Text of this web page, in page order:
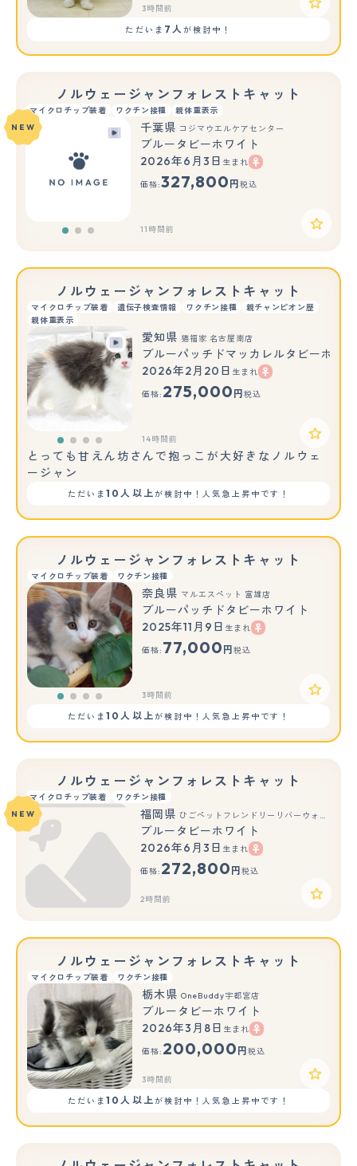
3時間前
ただいま 7人が検討中！
ノルウェージャンフォレストキャット
マイクロチップ装着 ワクチン接種 親体重表示
もっと見る
NEW 千葉県 コジマウエルケアセンター
ブルータビーホワイト
2026年6月3日 生まれ
価格:327,800 円 税込
11時間前
ノルウェージャンフォレストキャット
マイクロチップ装着 遺伝子検査情報 ワクチン接種
親チャンピオン歴
親体重表示
愛知県 猫福家 名古屋南店
ブルーパッチドマッカレルタビーホワ
2026年2月20日 生まれ
価格: 275,000 円 税込
14時間前
とっても甘えん坊さんで抱っこが大好きなノルウェ
ージャン
ただいま10人以上が検討中！人気急上昇中です！
ノルウェージャンフォレストキャット
マイクロチップ装着 ワクチン接種
奈良県 マルエスペット 富雄店
ブルーパッチドタビーホワイト
2025年11月9日 生まれ
価格: 77,000 円 税込
3時間前
ただいま10人以上が検討中！人気急上昇中です！
ノルウェージャンフォレストキャット
マイクロチップ装着
ワクチン接種
NEW
福岡県 ひごペットフレンドリーリバーウォーク北九州店
ブルータビーホワイト
2026年6月3日 生まれ
価格: 272,800 円 税込
2時間前
ノルウェージャンフォレストキャット
マイクロチップ装着 ワクチン接種
栃木県 OneBuddy宇都宮店
ブルータビーホワイト
2026年3月8日 生まれ
価格: 200,000 円 税込
3時間前
ただいま10人以上が検討中！人気急上昇中です！